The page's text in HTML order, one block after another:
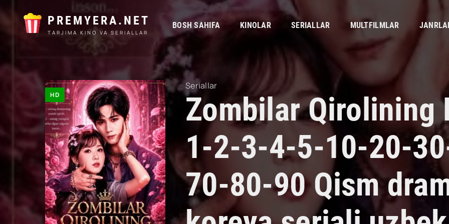
PREMYERA.NET
TARJIMA KINO VA SERIALLAR
BOSH SAHIFA KINOLAR SERIALLAR MULTFILMLAR
HD
Seriallar
Zombilar Qirolining
1-2-3-4-5-10-20-
70-80-90 Qism